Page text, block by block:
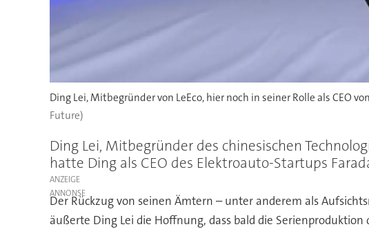
Ding Lei, Mitbegründer von LeEco, hier noch in seiner Rolle als CEO
Future)
Ding Lei, Mitbegründer des chinesischen
hatte Ding als CEO des Elektroauto-Startups
ANZEIGE
Der Rückzug von seinen Ämtern – unter anderem als
äußerte Ding Lei die Hoffnung, dass bald die